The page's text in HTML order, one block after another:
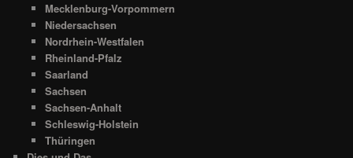
Mecklenburg-Vorpommern
Niedersachsen
Nordrhein-Westfalen
Rheinland-Pfalz
Saarland
Sachsen
Sachsen-Anhalt
Schleswig-Holstein
Thüringen